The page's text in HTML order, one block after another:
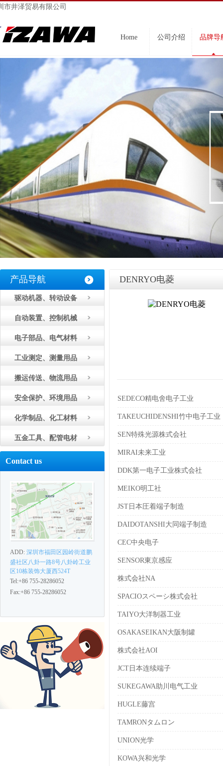
市井泽贸易有限公司
Home 公司介绍 品牌导
产品导航
驱动机器、转动设备
自动装置、控制机械
电子部品、电气材料
工业测定、测量用品
搬运传送、物流用品
安全保护、环境用品
化学制品、化工材料
五金工具、配管电材
Contact us
ADD: 深圳市福田区园岭街道鹏
盛社区八卦一路8号八卦岭工业
区10栋装饰大厦西524T
Tel:+86 755-28286052
Fax:+86 755-28286052
DENRYO电菱
SEDECO精电舍电子工业
TAKEUCHIDENSHI竹中电子工业
SEN特殊光源株式会社
MIRAI未来工业
DDK第一电子工业株式会社
MEIKO明工社
JST日本圧着端子制造
DAIDOTANSHI大同端子制造
CEC中央电子
SENSOR東京感应
株式会社NA
SPACIOスペーシ株式会社
TAIYO大洋制器工业
OSAKASEIKAN大阪制罐
株式会社AOI
JCT日本连续端子
SUKEGAWA助川电气工业
HUGLE藤宫
TAMRONタムロン
UNION光学
KOWA兴和光学